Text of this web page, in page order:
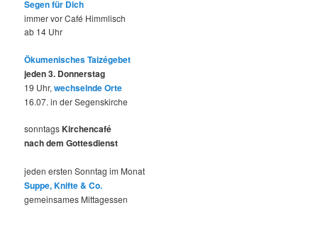
Segen für Dich
immer vor Café Himmlisch
ab 14 Uhr
Ökumenisches Taizégebet
jeden 3. Donnerstag
19 Uhr,wechselnde Orte
16.07. in der Segenskirche
sonntagsKirchencafé
nach dem Gottesdienst
jeden ersten Sonntag im Monat
Suppe, Knifte & Co.
gemeinsames Mittagessen